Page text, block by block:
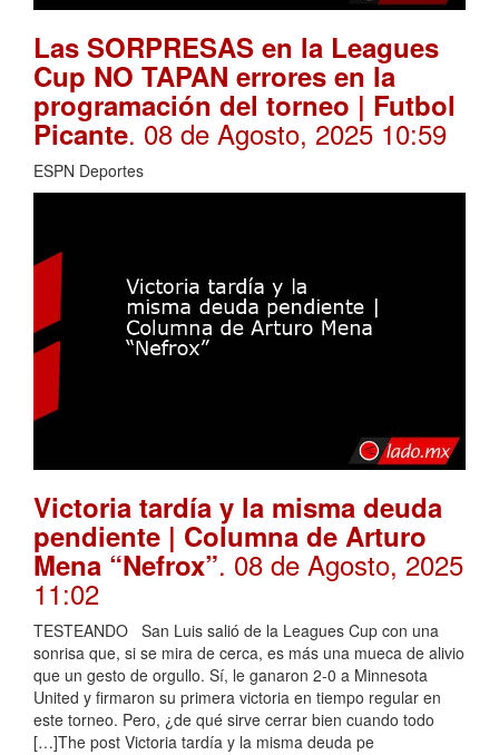
Las SORPRESAS en la Leagues
Cup NO TAPAN errores en la
programación del torneo | Futbol
Picante. 08 de Agosto, 2025 10:59
ESPN Deportes
Victoria tardía y la misma deuda
pendiente | Columna de Arturo
Mena “Nefrox”. 08 de Agosto, 2025
11:02
TESTEANDO San Luis salió de la Leagues Cup con una
sonrisa que, si se mira de cerca, es más una mueca de alivio
que un gesto de orgullo. Sí, le ganaron 2-0 a Minnesota
United y firmaron su primera victoria en tiempo regular en
este torneo. Pero, ¿de qué sirve cerrar bien cuando todo
[…]The post Victoria tardía y la misma deuda pe